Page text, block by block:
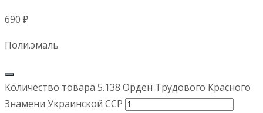
690 ₽
Поли.эмаль
Количество товара 5.138 Орден Трудового Красного
Знамени Украинской ССР